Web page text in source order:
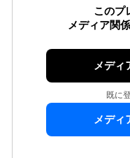
このプ
メディア関
メディ
既に
メディ